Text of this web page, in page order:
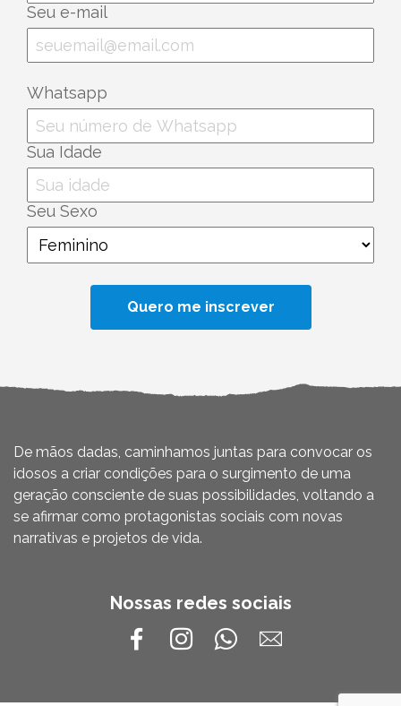
Seu e-mail
Whatsapp
Sua Idade
Seu Sexo
De mãos dadas, caminhamos juntas para convocar os
idosos a criar condições para o surgimento de uma
geração consciente de suas possibilidades, voltando a
se afirmar como protagonistas sociais com novas
narrativas e projetos de vida.
Nossas redes sociais